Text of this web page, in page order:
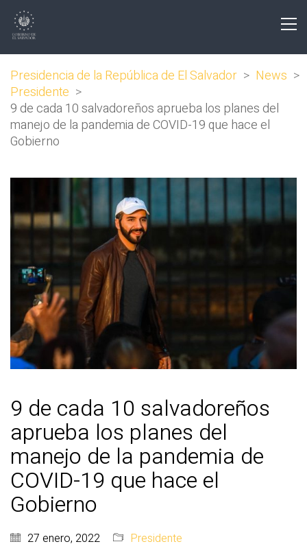
Presidencia de la República de El Salvador > News >
Presidente >
9 de cada 10 salvadoreños aprueba los planes del
manejo de la pandemia de COVID-19 que hace el
Gobierno
9 de cada 10 salvadoreños
aprueba los planes del
manejo de la pandemia de
COVID-19 que hace el
Gobierno
27 enero, 2022 Presidente